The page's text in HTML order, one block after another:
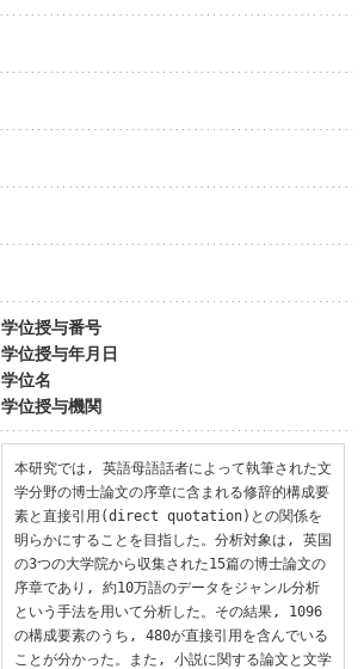
学位授与番号
学位授与年月日
学位名
学位授与機関
本研究では, 英語母語話者によって執筆された文
学分野の博士論文の序章に含まれる修辞的構成要
素と直接引用(direct quotation)との関係を
明らかにすることを目指した。分析対象は, 英国
の3つの大学院から収集された15篇の博士論文の
序章であり, 約10万語のデータをジャンル分析
という手法を用いて分析した。その結果, 1096
の構成要素のうち, 480が直接引用を含んでいる
ことが分かった。また, 小説に関する論文と文学